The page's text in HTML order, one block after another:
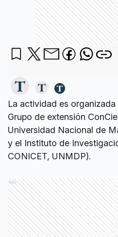
La actividad es
Grupo de extensión
Universidad Nacional de
y el Instituto de
CONICET, UNMDP).
Ads